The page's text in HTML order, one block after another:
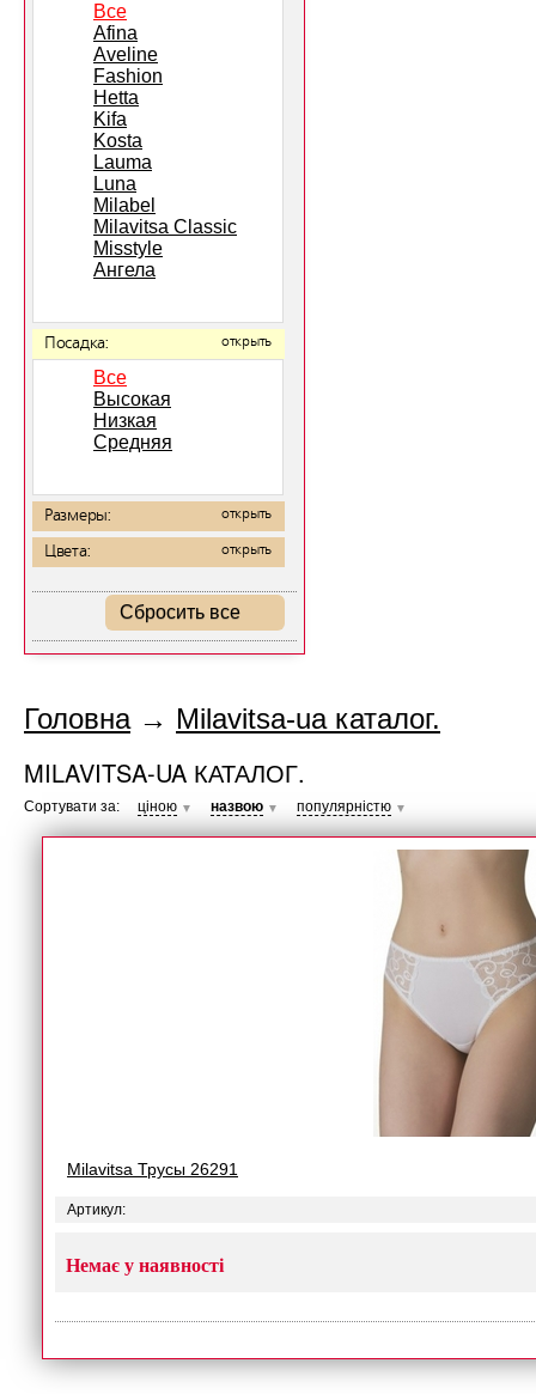
Все
Afina
Aveline
Fashion
Hetta
Kifa
Kosta
Lauma
Luna
Milabel
Milavitsa Classic
Misstyle
Ангела
Посадка: открыть
Все
Высокая
Низкая
Средняя
Размеры: открыть
Цвета: открыть
Сбросить все
Головна→ Milavitsa-ua каталог.
MILAVITSA-UA КАТАЛОГ.
Сортувати за: ціною ▼ назвою ▼ популярністю ▼
Milavitsa Трусы 26291
Артикул:
Немає у наявності